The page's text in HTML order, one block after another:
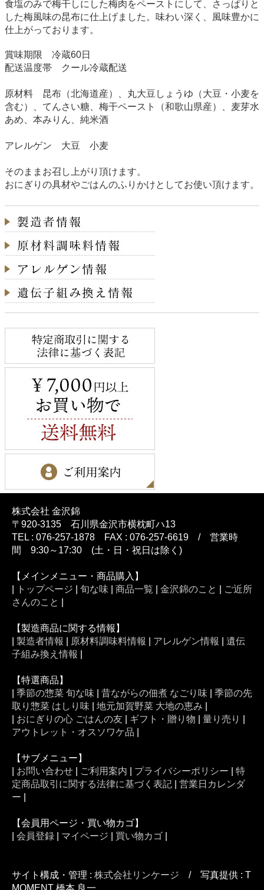
食塩のみで梅干しにした梅肉をペーストにして、さっぱりと
した梅風味の昆布に仕上げました。味わい深く、風味豊かに
仕上がっております。
賞味期限 冷蔵60日
配送温度帯 クール冷蔵配送
原材料 昆布（北海道産）、丸大豆しょうゆ（大豆・小麦を
含む）、てんさい糖、梅干ペースト（和歌山県産）、麦芽水
あめ、本みりん、純米酒
アレルゲン 大豆 小麦
そのままお召し上がり頂けます。
おにぎりの具材やごはんのふりかけとしてお使い頂けます。
株式会社 金沢錦
〒920-3135 石川県金沢市横枕町ハ13
TEL : 076-257-1878 FAX : 076-257-6619 / 営業時
間 9:30～17:30 (土・日・祝日は除く)
【メインメニュー・商品購入】
トップページ 旬な味 商品一覧 金沢錦のこと
ご近所
さんのこと
【製造商品に関する情報】
製造者情報 原材料調味料情報 アレルゲン情報
遺伝
子組み換え情報
【特選商品】
季節の惣菜 旬な味 昔ながらの佃煮 なごり味
季節の先
取り惣菜 はしり味
地元加賀野菜 大地の恵み
おにぎりの心 ごはんの友 ギフト・贈り物 量り売り
アウトレット・オスソワケ品
【サブメニュー】
お問い合わせ ご利用案内 プライバシーポリシー
特
定商品取引に関する法律に基づく表記
営業日カレンダ
ー
【会員用ページ・買い物カゴ】
会員登録 マイページ 買い物カゴ
サイト構成・管理 : 株式会社リンケージ / 写真提供 : T
MOMENT 橋本 良一